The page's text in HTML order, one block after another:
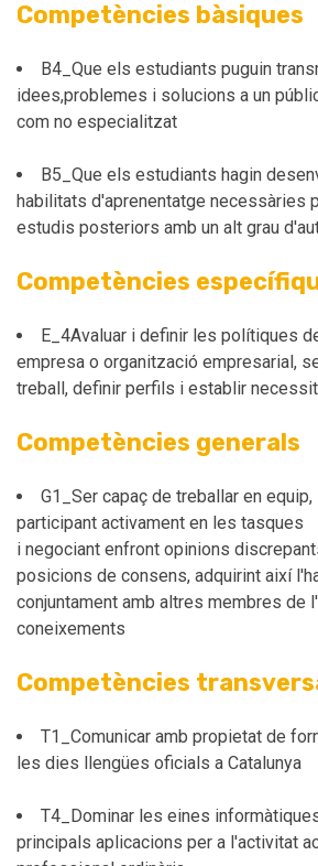
Competències bàsiques
B4_Que els estudiants puguin
idees,problemes i solucions a un
com no especialitzat
B5_Que els estudiants hagin
habilitats d'aprenentatge necessàries
estudis posteriors amb un alt grau
Competències
E_4Avaluar i definir les polítiques
empresa o organització empresarial,
treball, definir perfils i establir
Competències generals
G1_Ser capaç de treballar en equip,
participant activament en les tasques
i negociant enfront opinions
posicions de consens, adquirint així
conjuntament amb altres membres de
coneixements
Competències
T1_Comunicar amb propietat de
les dies llengües oficials a Catalunya
T4_Dominar les eines
principals aplicacions per a l'activitat